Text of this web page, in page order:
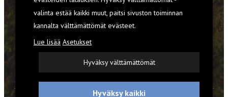
TILAA RETKI-LEHTI
YHTEYSTIEDOT
REKISTERISELOSTE
EVÄSTEET
valinta estää kaikki muut, paitsi sivuston toiminnan
kannalta välttämättömät evästeet.
Lue lisää Asetukset
Hyväksy välttämättömät
Hyväksy kaikki